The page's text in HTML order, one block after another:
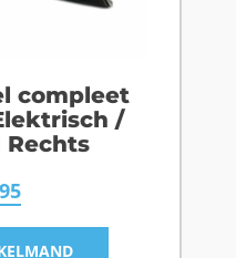
compleet
/
Rechts